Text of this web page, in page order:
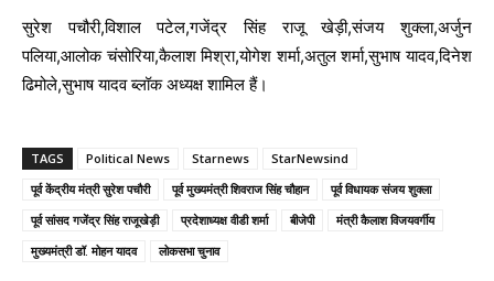
सुरेश पचौरी,विशाल पटेल,गजेंद्र सिंह राजू खेड़ी,संजय शुक्ला,अर्जुन
पलिया,आलोक चंसोरिया,कैलाश मिश्रा,योगेश शर्मा,अतुल शर्मा,सुभाष यादव,दिनेश
ढिमोले,सुभाष यादव ब्लॉक अध्यक्ष शामिल हैं।
TAGS Political News Starnews
StarNewsind
पूर्व केंद्रीय मंत्री सुरेश पचौरी
पूर्व मुख्यमंत्री शिवराज सिंह चौहान
पूर्व विधायक संजय शुक्ला
पूर्व सांसद गजेंद्र सिंह राजूखेड़ी
प्रदेशाध्यक्ष वीडी शर्मा बीजेपी
मंत्री कैलाश विजयवर्गीय
मुख्यमंत्री डॉ. मोहन यादव
लोकसभा चुनाव